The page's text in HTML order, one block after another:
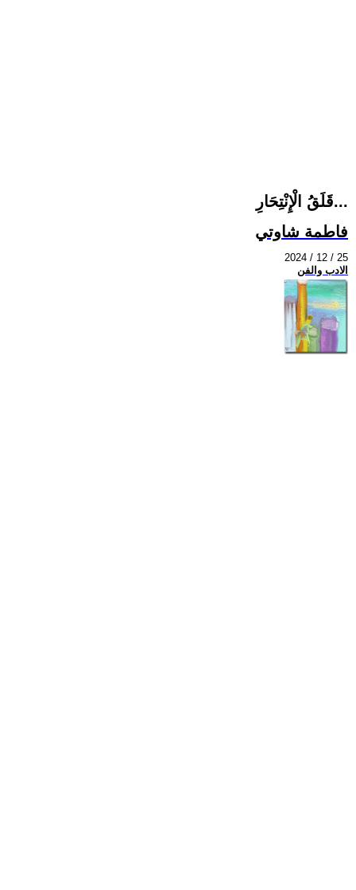
قَلَقُ الْإِنْتِحَارِ...
فاطمة شاوتي
2024 / 12 / 25
الادب والفن